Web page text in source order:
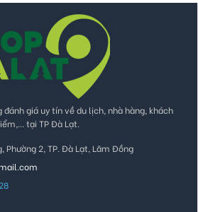
đánh giá uy tín về du lịch, nhà hàng, khách
tại TP Đà Lạt.
Phường 2, TP. Đà Lạt, Lâm Đồng